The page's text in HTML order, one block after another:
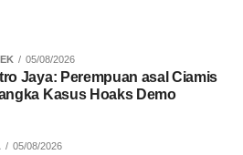
05/08/2026
Jaya: Perempuan asal Ciamis
Kasus Hoaks Demo
05/08/2026